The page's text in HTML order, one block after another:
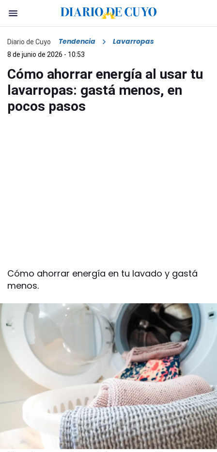
Diario de Cuyo Tendencia Lavarropas
8 de junio de 2026 - 10:53
Cómo ahorrar energía al usar tu
lavarropas: gastá menos, en
pocos pasos
Cómo ahorrar energía en tu lavado y gastá
menos.